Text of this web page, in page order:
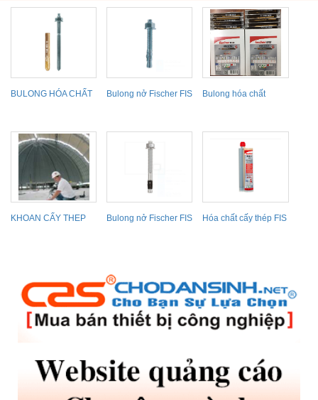
BULONG HÓA CHẤT
Bulong nở Fischer FIS
Bulong hóa chất
KHOAN CẤY THEP
Bulong nở Fischer FIS
Hóa chất cấy thép FIS